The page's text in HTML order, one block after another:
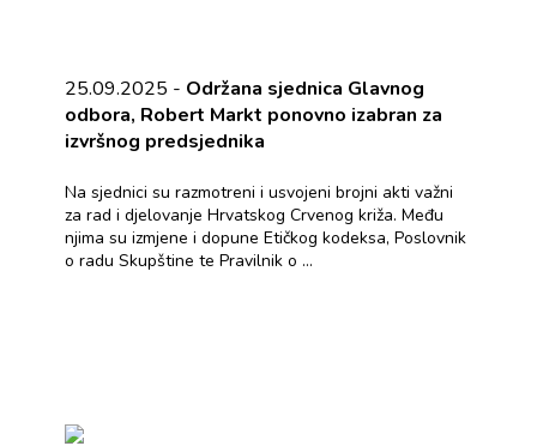
25.09.2025 - Održana sjednica Glavnog
odbora, Robert Markt ponovno izabran za
izvršnog predsjednika
Na sjednici su razmotreni i usvojeni brojni akti važni
za rad i djelovanje Hrvatskog Crvenog križa. Među
njima su izmjene i dopune Etičkog kodeksa, Poslovnik
o radu Skupštine te Pravilnik o ...